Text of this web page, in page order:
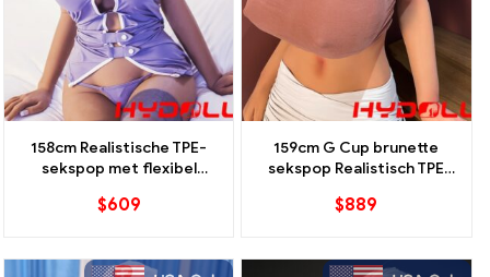
158cm Realistische TPE-
sekspop met flexibel
$609
159cm G Cup brunette
sekspop Realistisch TPE
$889